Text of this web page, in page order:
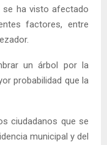
se ha visto afectado
factores, entre
un árbol por la
probabilidad que la
ciudadanos que se
municipal y del